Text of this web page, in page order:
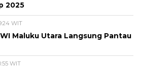
2025
WIT
Maluku Utara Langsung Pantau
WIT